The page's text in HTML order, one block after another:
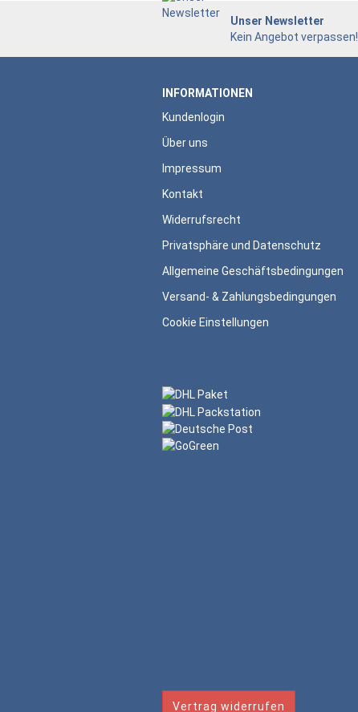
Unser Newsletter
Kein Angebot verpassen!
INFORMATIONEN
Kundenlogin
Über uns
Impressum
Kontakt
Widerrufsrecht
Privatsphäre und Datenschutz
Allgemeine Geschäftsbedingungen
Versand- & Zahlungsbedingungen
Cookie Einstellungen
Vertrag widerrufen